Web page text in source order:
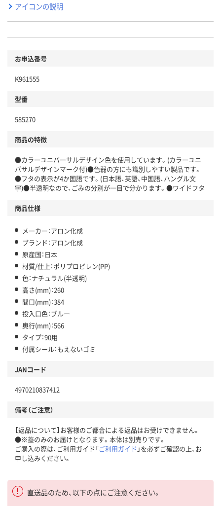
アイコンの説明
お申込番号
K961555
型番
585270
商品の特徴
●カラーユニバーサルデザイン色を使用しています。(カラーユニ
バサルデザインマーク付)●色弱の方にも識別しやすい製品です。
●フタの表示が4か国語です。(日本語、英語、中国語、ハングル文
字)●半透明なので、ごみの分別が一目で分かります。●ワイドフタ
商品仕様
メーカー：アロン化成
ブランド：アロン化成
原産国：日本
材質/仕上：ポリプロピレン(PP)
色：ナチュラル(半透明)
高さ(mm)：260
間口(mm)：384
投入口色：ブルー
奥行(mm)：566
タイプ：90用
付属シール：もえないゴミ
JANコード
4970210837412
備考（ご注意）
【返品について】お客様のご都合による返品はお受けできません。
●※蓋のみのお届けとなります。本体は別売りです。
ご購入の際は、ご利用ガイド「ご利用ガイド 」を必ずご確認の上、お
申し込みください。
直送品のため、以下の点にご注意ください。